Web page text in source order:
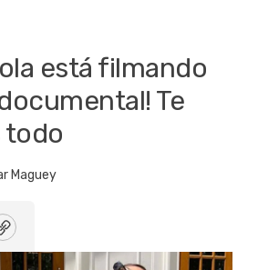
está filmando
Te
todo
Maguey
Copy